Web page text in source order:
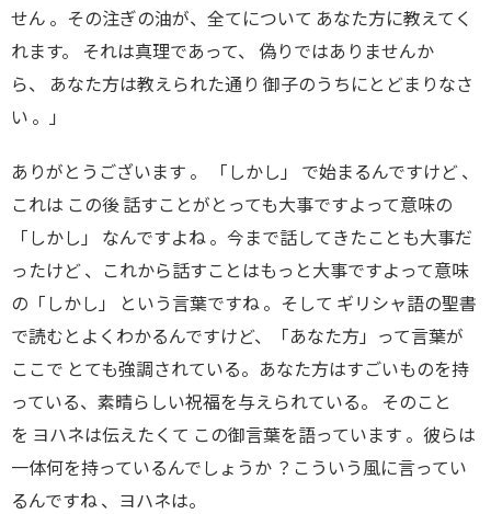
せん 。その注ぎの油が、全てについて あなた方に教えてく
れます。 それは真理であって、 偽りではありませんか
ら、 あなた方は教えられた通り 御子のうちにとどまりなさ
い 。」
ありがとうございます 。 「しかし」 で始まるんですけど 、
これは この後 話すことがとっても大事ですよって意味の
「しかし」 なんですよね 。今まで話してきたことも大事だ
ったけど 、これから話すことはもっと大事ですよって意味
の「しかし」 という言葉ですね 。そして ギリシャ語の聖書
で読むとよくわかるんですけど、「あなた方」って言葉が
ここで とても強調されている。あなた方はすごいものを持
っている、素晴らしい祝福を与えられている。 そのこと
を ヨハネは伝えたくて この御言葉を語っています 。彼らは
一体何を持っているんでしょうか ？こういう風に言ってい
るんですね 、ヨハネは。